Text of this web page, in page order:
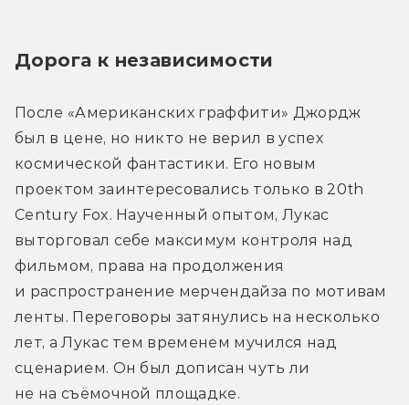
Дорога к независимости
После «Американских граффити» Джордж
был в цене, но никто не верил в успех
космической фантастики. Его новым
проектом заинтересовались только в 20th
Century Fox. Наученный опытом, Лукас
выторговал себе максимум контроля над
фильмом, права на продолжения
и распространение мерчендайза по мотивам
ленты. Переговоры затянулись на несколько
лет, а Лукас тем временем мучился над
сценарием. Он был дописан чуть ли
не на съёмочной площадке.